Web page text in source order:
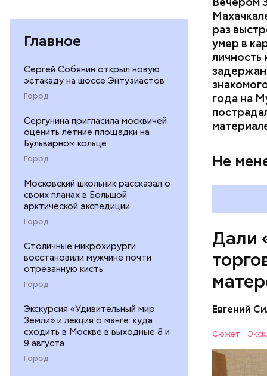
Главное
Сергей Собянин открыл новую
эстакаду на шоссе Энтузиастов
Город
Сергунина пригласила москвичей
оценить летние площадки на
Бульварном кольце
Город
Московский школьник рассказал о
своих планах в Большой
арктической экспедиции
Город
Столичные микрохирурги
восстановили мужчине почти
отрезанную кисть
Город
Экскурсия «Удивительный мир
Земли» и лекция о манге: куда
сходить в Москве в выходные 8 и
9 августа
Город
раз
умер в
года на
Не
Дали
Евгений
Сюжет:
Тогда